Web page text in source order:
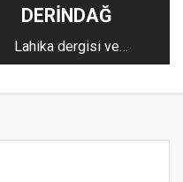
DERİNDAĞ
Lahika dergisi ve
Risale-i Nur’da